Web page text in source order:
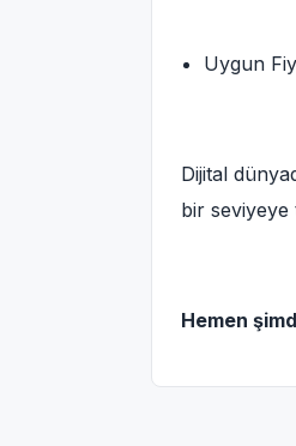
Uygun
Dijital
bir seviyeye
Hemen